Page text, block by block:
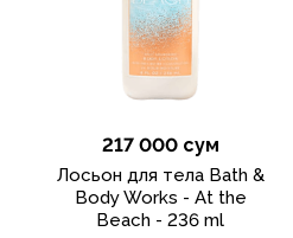
217 000 сум
Лосьон для тела Bath &
Body Works - At the
Beach - 236 ml